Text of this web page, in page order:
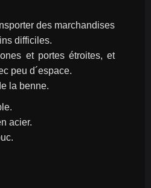
des marchandises
difficiles.
et portes étroites, et
peu d´espace.
la benne.
acier.